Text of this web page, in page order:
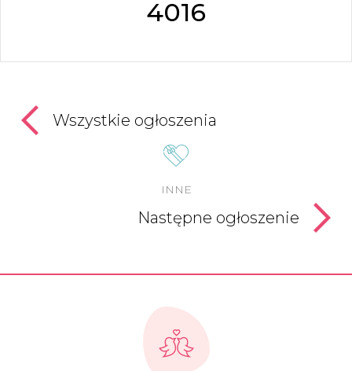
4016
Wszystkie ogłoszenia
INNE
Następne ogłoszenie